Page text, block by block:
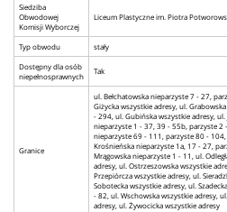
Siedziba
Obwodowej
Komisji Wyborczej
Liceum Plastyczne im. Piotra
Typ obwodu
stały
Dostępny dla osób
niepełnosprawnych
Tak
Granice
ul. Bełchatowska nieparzyste 7 - 27,
Giżycka wszystkie adresy, ul.
- 294, ul. Gubińska wszystkie adresy,
nieparzyste 1 - 37, 39 - 55b, parzyste 2
nieparzyste 69 - 111, parzyste 80 -
Krośnieńska nieparzyste 1a, 17 - 27,
Mrągowska nieparzyste 1 - 11, ul.
adresy, ul. Ostrzeszowska wszystkie
Przepiórcza wszystkie adresy, ul.
Sobotecka wszystkie adresy, ul.
- 82, ul. Wschowska wszystkie adresy,
adresy, ul. Żywocicka wszystkie adresy